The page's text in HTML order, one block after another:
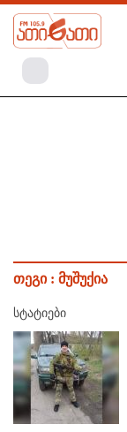
თეგი : მუშუქია
სტატიები